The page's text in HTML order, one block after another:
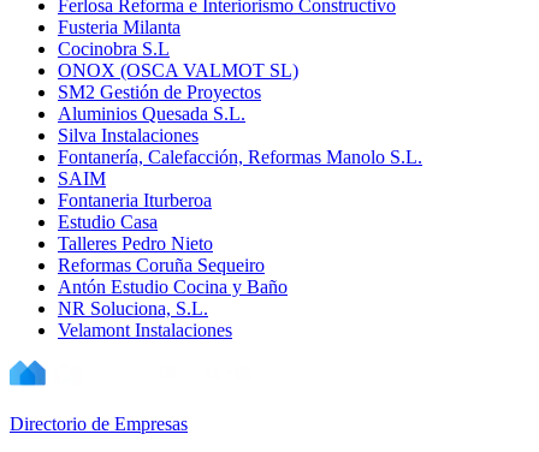
Ferlosa Reforma e Interiorismo Constructivo
Fusteria Milanta
Cocinobra S.L
ONOX (OSCA VALMOT SL)
SM2 Gestión de Proyectos
Aluminios Quesada S.L.
Silva Instalaciones
Fontanería, Calefacción, Reformas Manolo S.L.
SAIM
Fontaneria Iturberoa
Estudio Casa
Talleres Pedro Nieto
Reformas Coruña Sequeiro
Antón Estudio Cocina y Baño
NR Soluciona, S.L.
Velamont Instalaciones
Directorio de Empresas